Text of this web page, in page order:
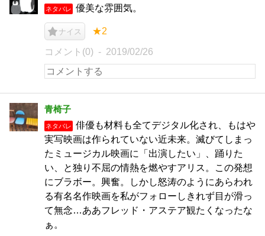
ネタバレ 優美な雰囲気。
ナイス ★2
コメント(0) 2019/02/26
青椅子
ネタバレ
俳優も材料も全てデジタル化され、もはや
実写映画は作られていない近未来。滅びてしまっ
たミュージカル映画に「出演したい」、踊りた
い、と独り不屈の情熱を燃やすアリス。この発想
にブラボー。興奮。しかし怒涛のようにあらわれ
る有名名作映画を私がフォローしきれず目が滑っ
て無念…ああフレッド・アステア観たくなったな
ぁ。